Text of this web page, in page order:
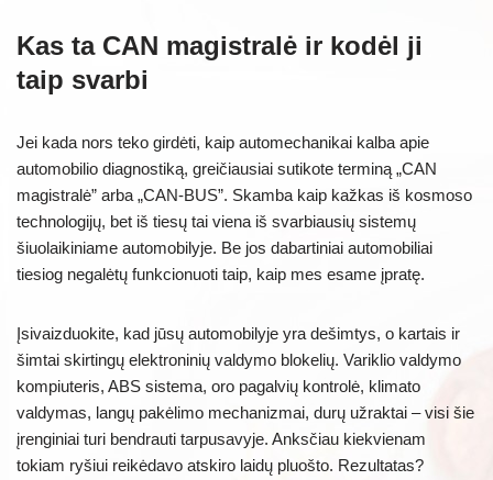
Kas ta CAN magistralė ir kodėl ji
taip svarbi
Jei kada nors teko girdėti, kaip automechanikai kalba apie
automobilio diagnostiką, greičiausiai sutikote terminą „CAN
magistralė” arba „CAN-BUS”. Skamba kaip kažkas iš kosmoso
technologijų, bet iš tiesų tai viena iš svarbiausių sistemų
šiuolaikiniame automobilyje. Be jos dabartiniai automobiliai
tiesiog negalėtų funkcionuoti taip, kaip mes esame įpratę.
Įsivaizduokite, kad jūsų automobilyje yra dešimtys, o kartais ir
šimtai skirtingų elektroninių valdymo blokelių. Variklio valdymo
kompiuteris, ABS sistema, oro pagalvių kontrolė, klimato
valdymas, langų pakėlimo mechanizmai, durų užraktai – visi šie
įrenginiai turi bendrauti tarpusavyje. Anksčiau kiekvienam
tokiam ryšiui reikėdavo atskiro laidų pluošto. Rezultatas?